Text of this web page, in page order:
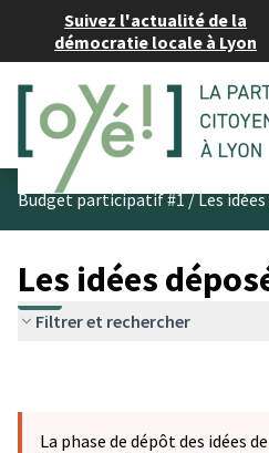
Suivez l'actualité de la
démocratie locale à Lyon
Budget participatif #1/Les
Les idées
Filtrer et rechercher
La phase de dépôt des idées